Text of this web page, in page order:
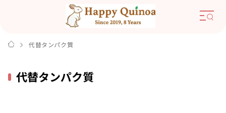
代替タンパク質
代替タンパク質